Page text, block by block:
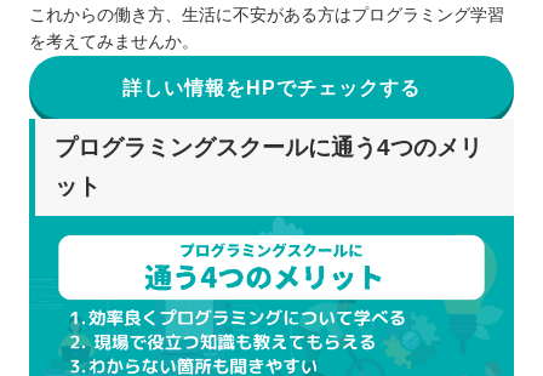
これからの働き方、生活に不安がある方はプログラミング学習
を考えてみませんか。
詳しい情報をHPでチェックする
プログラミングスクールに通う4つのメリ
ット